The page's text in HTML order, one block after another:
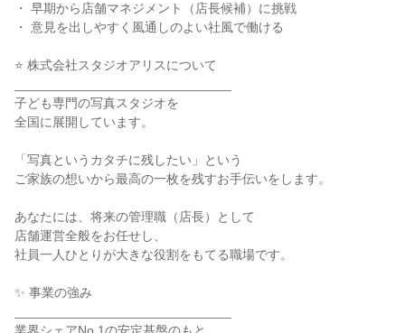
・ 早期から店舗マネジメント（店長候補）に挑戦
・ 意見を出しやすく風通しのよい社風で働ける
⭐ 株式会社スタジオアリスについて
子ども専門の写真スタジオを
全国に展開しています。
「写真というカタチに残したい」という
ご家族の想いから最高の一枚を残すお手伝いをします。
あなたには、将来の管理職（店長）として
店舗運営全般をお任せし、
社員一人ひとりが大きな役割をもてる職場です。
✨ 事業の強み